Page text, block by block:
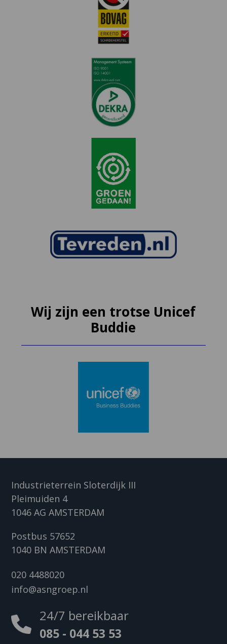
Wij zijn een trotse Unicef
Buddie
Industrieterrein Sloterdijk III
Pleimuiden 4
1046 AG AMSTERDAM
Postbus 57652
1040 BN AMSTERDAM
020 4488020
info@asngroep.nl
24/7 bereikbaar
085 - 044 53 53